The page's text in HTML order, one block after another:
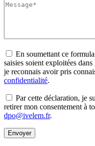
En soumettant ce
saisies soient exploitées
je reconnais avoir pris
confidentialité.
Par cette déclaration, je
retirer mon consentement à
dpo@ivelem.fr.
Envoyer